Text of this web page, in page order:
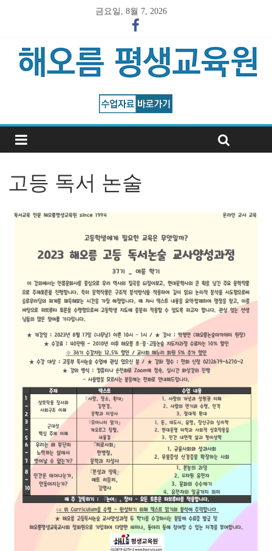
금요일, 8월 7, 2026
고등 독서 논술